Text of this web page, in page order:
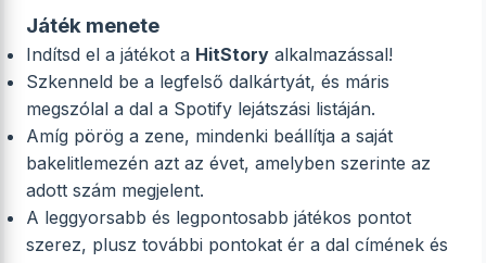
Játék menete
Indítsd el a játékot a HitStory alkalmazással!
Szkenneld be a legfelső dalkártyát, és máris
megszólal a dal a Spotify lejátszási listáján.
Amíg pörög a zene, mindenki beállítja a saját
bakelitlemezén azt az évet, amelyben szerinte az
adott szám megjelent.
A leggyorsabb és legpontosabb játékos pontot
szerez, plusz további pontokat ér a dal címének és